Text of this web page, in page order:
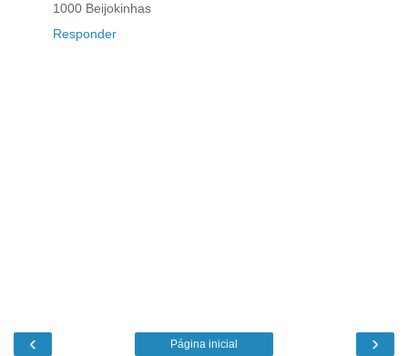
1000 Beijokinhas
Responder
‹ ›
Página inicial